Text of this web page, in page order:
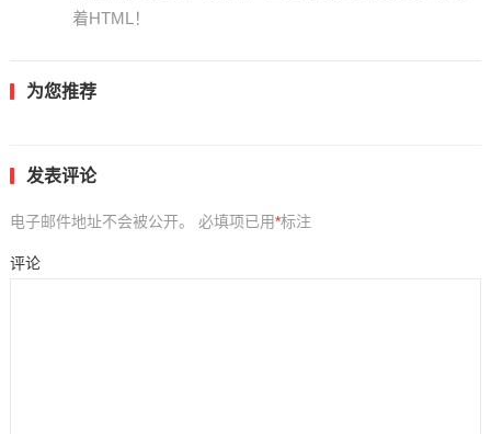
着HTML！
为您推荐
发表评论
电子邮件地址不会被公开。 必填项已用*标注
评论